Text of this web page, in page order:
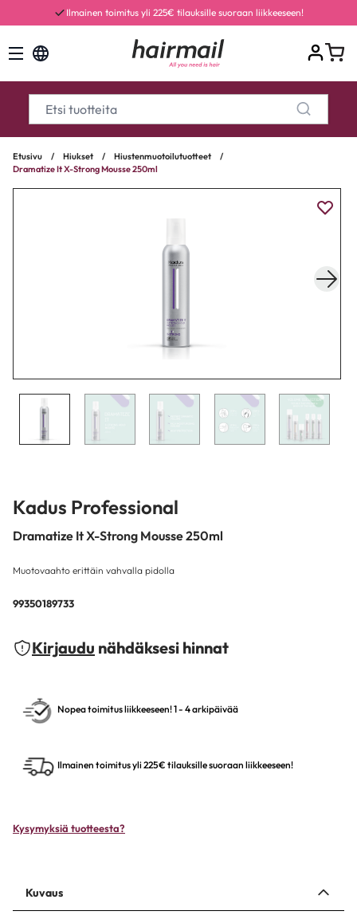
Ilmainen toimitus yli 225€ tilauksille suoraan liikkeeseen!
Etusivu / Hiukset / Hiustenmuotoilutuotteet
/
Dramatize It X-Strong Mousse 250ml
Kadus Professional
Dramatize It X-Strong Mousse 250ml
Muotovaahto erittäin vahvalla pidolla
99350189733
Kirjaudu nähdäksesi hinnat
Nopea toimitus liikkeeseen! 1 - 4 arkipäivää
Ilmainen toimitus yli 225€ tilauksille suoraan liikkeeseen!
Kysymyksiä tuotteesta?
Kuvaus